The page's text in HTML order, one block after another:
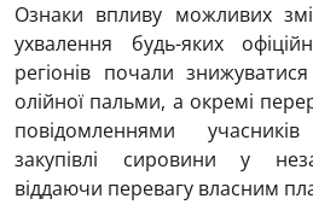
Ознаки впливу можливих
ухвалення будь-яких
регіонів почали
олійної пальми, а окремі
повідомленнями
закупівлі сировини у
віддаючи перевагу власним